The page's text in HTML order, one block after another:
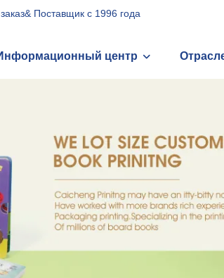
Поставщик с 1996 года
центр